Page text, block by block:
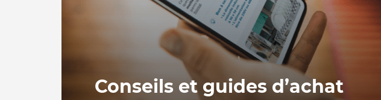
Conseils et guides d’achat